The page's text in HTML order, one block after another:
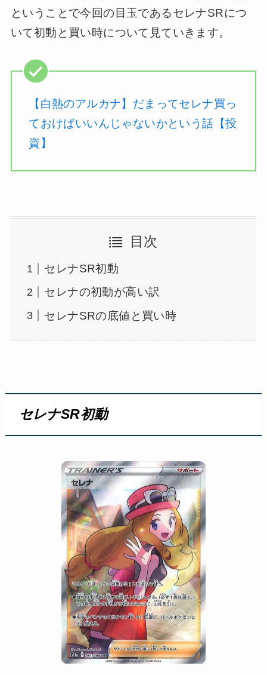
ということで今回の目玉であるセレナSRにつ
いて初動と買い時について見ていきます。
【白熱のアルカナ】だまってセレナ買っ
ておけばいいんじゃないかという話【投
資】
目次
セレナSR初動
セレナの初動が高い訳
セレナSRの底値と買い時
セレナSR初動